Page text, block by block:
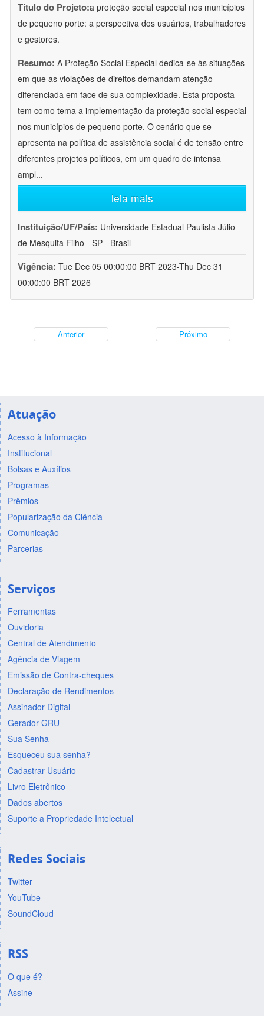
Título do Projeto:a proteção social especial nos municípios
de pequeno porte: a perspectiva dos usuários, trabalhadores
e gestores.
Resumo: A Proteção Social Especial dedica-se às situações
em que as violações de direitos demandam atenção
diferenciada em face de sua complexidade. Esta proposta
tem como tema a implementação da proteção social especial
nos municípios de pequeno porte. O cenário que se
apresenta na política de assistência social é de tensão entre
diferentes projetos políticos, em um quadro de intensa
ampl...
leia mais
Instituição/UF/País: Universidade Estadual Paulista Júlio
de Mesquita Filho - SP - Brasil
Vigência: Tue Dec 05 00:00:00 BRT 2023-Thu Dec 31
00:00:00 BRT 2026
Anterior Próximo
Atuação
Acesso à Informação
Institucional
Bolsas e Auxílios
Programas
Prêmios
Popularização da Ciência
Comunicação
Parcerias
Serviços
Ferramentas
Ouvidoria
Central de Atendimento
Agência de Viagem
Emissão de Contra-cheques
Declaração de Rendimentos
Assinador Digital
Gerador GRU
Sua Senha
Esqueceu sua senha?
Cadastrar Usuário
Livro Eletrônico
Dados abertos
Suporte a Propriedade Intelectual
Redes Sociais
Twitter
YouTube
SoundCloud
RSS
O que é?
Assine